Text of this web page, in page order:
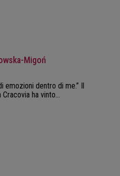
Migoń
emozioni dentro di me.” Il
ha vinto…